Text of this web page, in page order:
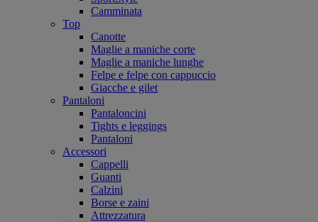
Camminata
Top
Canotte
Maglie a maniche corte
Maglie a maniche lunghe
Felpe e felpe con cappuccio
Giacche e gilet
Pantaloni
Pantaloncini
Tights e leggings
Pantaloni
Accessori
Cappelli
Guanti
Calzini
Borse e zaini
Attrezzatura